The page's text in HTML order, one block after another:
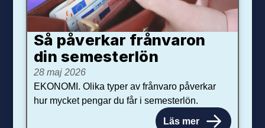
Så påverkar från­varon
din semester­lön
28 maj 2026
EKONOMI. Olika typer av frånvaro påverkar
hur mycket pengar du får i semesterlön.
Läs mer